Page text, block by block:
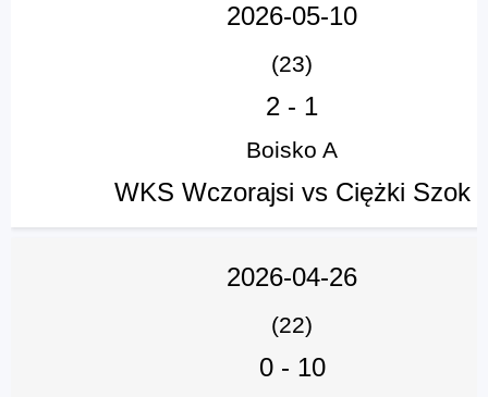
2026-05-10
(23)
2 - 1
Boisko A
WKS Wczorajsi vs Ciężki Szok
2026-04-26
(22)
0- 10